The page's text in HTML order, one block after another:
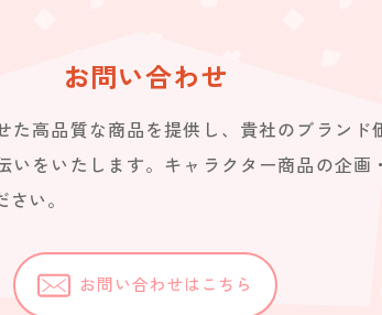
お問い合わせ
た高品質な商品を提供し、貴社のブランド
いをいたします。キャラクター商品の企画
い。
お問い合わせはこちら